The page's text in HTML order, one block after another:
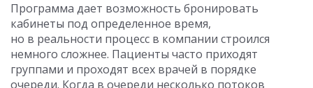
Программа дает возможность бронировать
кабинеты под определенное время,
но в реальности процесс в компании строился
немного сложнее. Пациенты часто приходят
группами и проходят всех врачей в порядке
очереди. Когда в очереди несколько потоков